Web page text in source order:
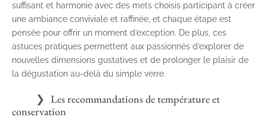
suffisant et harmonie avec des mets choisis participant à créer
une ambiance conviviale et raffinée, et chaque étape est
pensée pour offrir un moment d’exception. De plus, ces
astuces pratiques permettent aux passionnés d’explorer de
nouvelles dimensions gustatives et de prolonger le plaisir de
la dégustation au-delà du simple verre.
Les recommandations de température et
conservation